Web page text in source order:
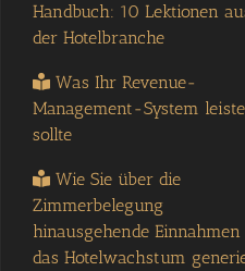
Handbuch: 10 Lektionen
der Hotelbranche
Was Ihr Revenue-
Management-System
sollte
Wie Sie über die
Zimmerbelegung
hinausgehende
das Hotelwachstum